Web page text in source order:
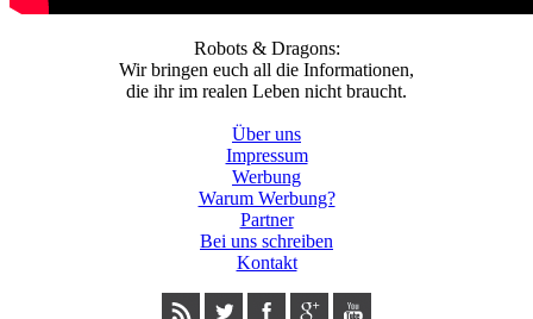
Robots & Dragons:
Wir bringen euch all die Informationen,
die ihr im realen Leben nicht braucht.
Über uns
Impressum
Werbung
Warum Werbung?
Partner
Bei uns schreiben
Kontakt